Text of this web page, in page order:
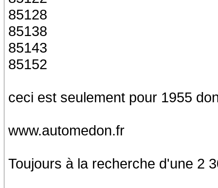
85128
85138
85143
85152
ceci est seulement pour 1955
www.automedon.fr
Toujours à la recherche d'une 2